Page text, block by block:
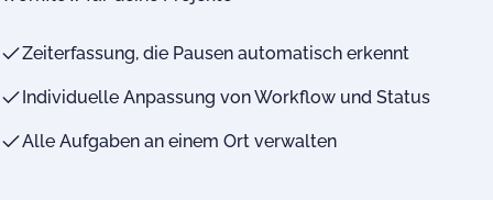
Zeiterfassung, die Pausen automatisch erkennt
Individuelle Anpassung von Workflow und Status
Alle Aufgaben an einem Ort verwalten